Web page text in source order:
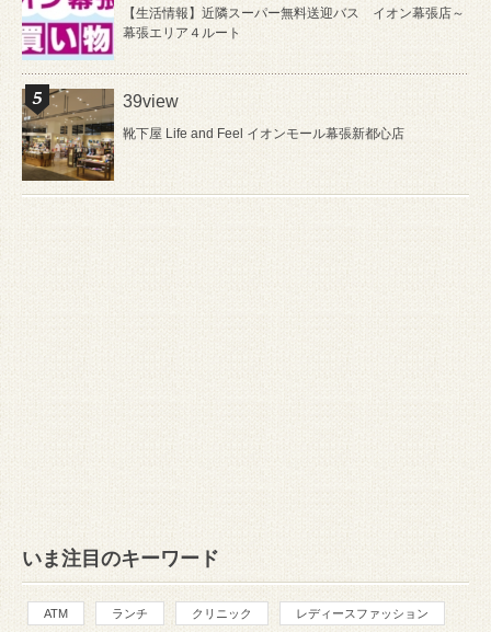
【生活情報】近隣スーパー無料送迎バス イオン幕張店～
幕張エリア４ルート
39view
靴下屋 Life and Feel イオンモール幕張新都心店
いま注目のキーワード
ATM ランチ クリニック レディースファッション